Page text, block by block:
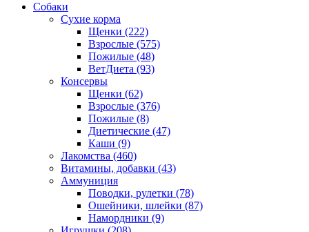
Собаки
Сухие корма
Щенки (222)
Взрослые (575)
Пожилые (48)
ВетДиета (93)
Консервы
Щенки (62)
Взрослые (376)
Пожилые (8)
Диетические (47)
Каши (9)
Лакомства (460)
Витамины, добавки (43)
Аммуниция
Поводки, рулетки (78)
Ошейники, шлейки (87)
Намордники (9)